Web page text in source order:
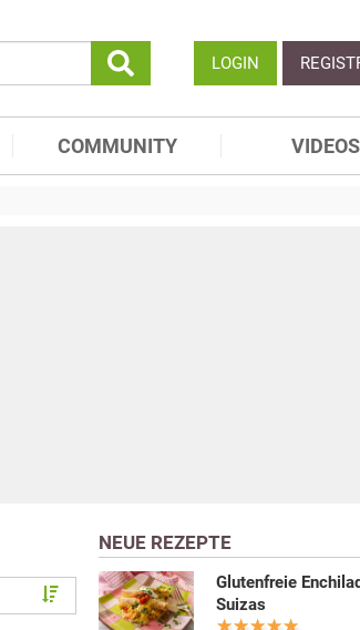
LOGIN
COMMUNITY VIDEOS
NEUE REZEPTE
Glutenfreie
Suizas